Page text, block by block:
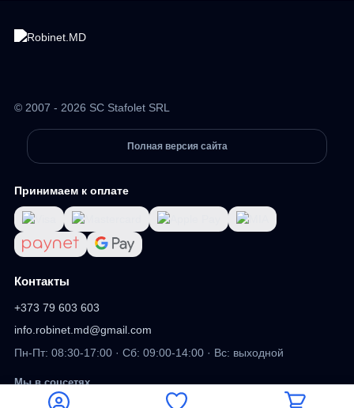
© 2007 - 2026 SC Stafolet SRL
Полная версия сайта
Принимаем к оплате
Контакты
+373 79 603 603
info.robinet.md@gmail.com
Пн-Пт: 08:30-17:00 · Сб: 09:00-14:00 · Вс: выходной
Мы в соцсетях